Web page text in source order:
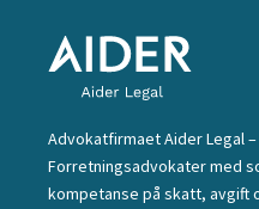
Advokatfirmaet Aider Legal –
Forretningsadvokater med
kompetanse på skatt, avgift